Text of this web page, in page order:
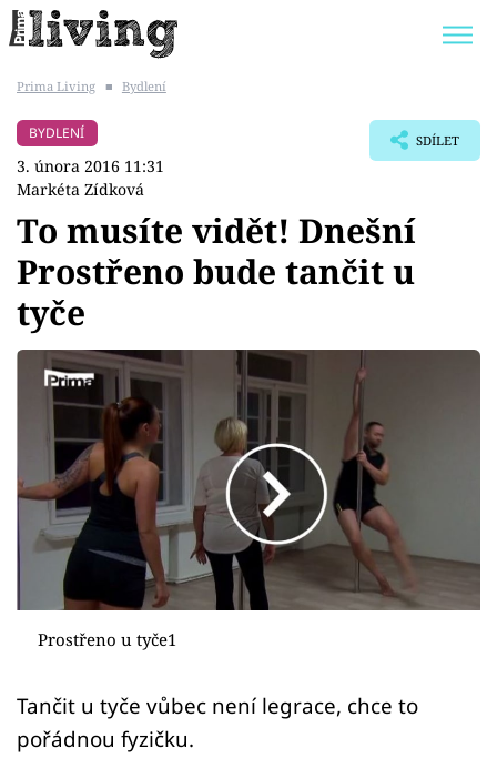
BYDLENÍ SLAVNÝCH
Témata
Bydlení
Zahrada
Design
Sledujte prima+
Přihlášení
Sledujte nás
Prima Living ■ Bydlení
BYDLENÍ
3. února 2016 11:31
Markéta Zídková
SDÍLET
To musíte vidět! Dnešní
Prostřeno bude tančit u
tyče
Prostřeno u tyče1
Tančit u tyče vůbec není legrace, chce to
pořádnou fyzičku.